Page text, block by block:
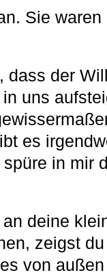
Sie
dass der
uns
es
in mir
deine
zeigst
von